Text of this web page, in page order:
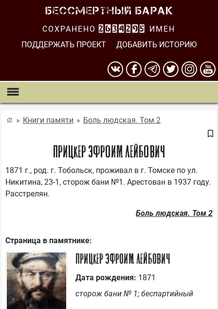
СОХРАНЕНО 2634295
ИМЕН
ПОДДЕРЖАТЬ ПРОЕКТ
ДОБАВИТЬ ИСТОРИЮ
Книги памяти Боль людская. Том 2
Прицкер Эфроим Лейбович
1871 г., род. г. Тобольск, проживал в г. Томске по ул.
Никитина, 23-1, сторож бани №1. Арестован в 1937 году.
Расстрелян.
Боль людская. Том 2
Страница в памятнике:
Прицкер Эфроим Лейбович
Дата рождения: 1871
сторож бани № 1; беспартийный